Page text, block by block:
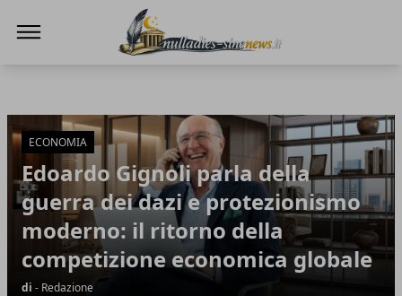
Articoli in Evidenza
ECONOMIA
Edoardo Gignoli parla della
guerra dei dazi e protezionismo
moderno: il ritorno della
competizione economica globale
di - Redazione